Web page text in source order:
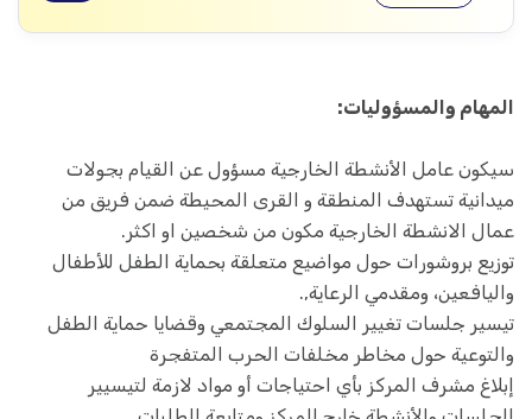
المهام والمسؤوليات:
سيكون عامل الأنشطة الخارجية مسؤول عن القيام بجولات
ميدانية تستهدف المنطقة و القرى المحيطة ضمن فريق من
عمال الانشطة الخارجية مكون من شخصين او اكثر.
توزيع بروشورات حول مواضيع متعلقة بحماية الطفل للأطفال
واليافعين، ومقدمي الرعاية,.
تيسير جلسات تغيير السلوك المجتمعي وقضايا حماية الطفل
والتوعية حول مخاطر مخلفات الحرب المتفجرة
إبلاغ مشرف المركز بأي احتياجات أو مواد لازمة لتيسيير